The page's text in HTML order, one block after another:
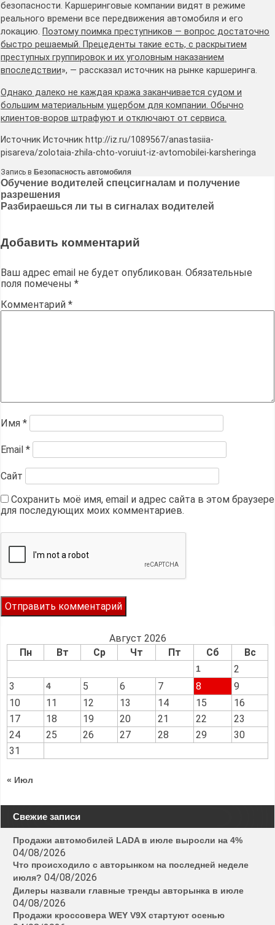
безопасности. Каршеринговые компании видят в режиме
реального времени все передвижения автомобиля и его
локацию. Поэтому поимка преступников — вопрос достаточно
быстро решаемый. Прецеденты такие есть, с раскрытием
преступных группировок и их уголовным наказанием
впоследствии», — рассказал источник на рынке каршеринга.
Однако далеко не каждая кража заканчивается судом и
большим материальным ущербом для компании. Обычно
клиентов-воров штрафуют и отключают от сервиса.
Источник Источник http://iz.ru/1089567/anastasiia-
pisareva/zolotaia-zhila-chto-voruiut-iz-avtomobilei-karsheringa
Запись в Безопасность автомобиля
Навигация
по
Обучение водителей спецсигналам и получение
разрешения
Разбираешься ли ты в сигналах водителей
Добавить комментарий
Ваш адрес email не будет опубликован. Обязательные
поля помечены *
Комментарий *
Имя *
Email *
Сайт
Сохранить моё имя, email и адрес сайта в этом браузере
для последующих моих комментариев.
Август 2026
Пн
Вт Ср Чт Пт Сб Вс
1
2
3
4 5 6 7 8
9
10
11 12 13 14 15
16
17
18 19 20 21 22
23
24
25 26 27 28 29
30
31
« Июл
Свежие записи
Продажи автомобилей LADA в июле выросли на 4%
04/08/2026
Что происходило с авторынком на последней неделе
июля? 04/08/2026
Дилеры назвали главные тренды авторынка в июле
04/08/2026
Продажи кроссовера WEY V9X стартуют осенью